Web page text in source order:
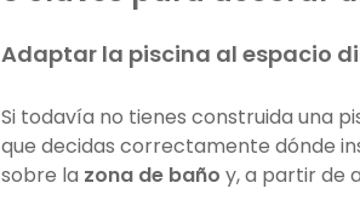
Adaptar la piscina al espacio
Si todavía no tienes construida una
que decidas correctamente dónde
sobre la zona de baño y, a partir de